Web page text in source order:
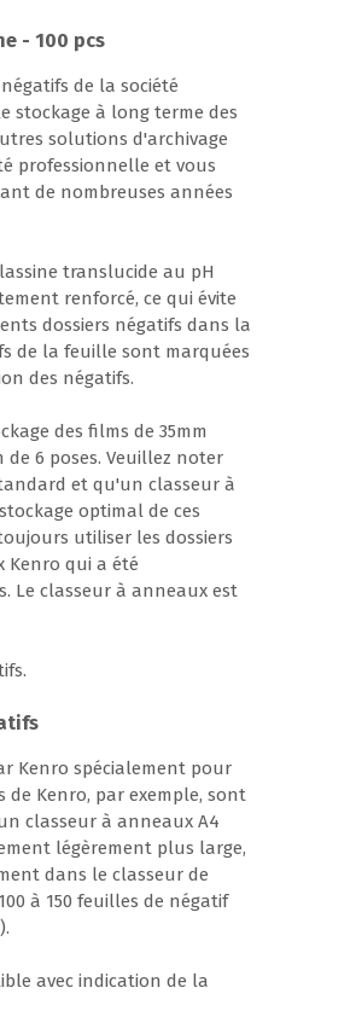
- 100 pcs
de la société
à long terme des
solutions d'archivage
professionnelle et vous
de nombreuses années
translucide au pH
renforcé, ce qui évite
dossiers négatifs dans la
de la feuille sont marquées
des négatifs.
des films de 35mm
6 poses. Veuillez noter
et qu'un classeur à
optimal de ces
utiliser les dossiers
Kenro qui a été
Le classeur à anneaux est
Kenro spécialement pour
de Kenro, par exemple, sont
classeur à anneaux A4
légèrement plus large,
dans le classeur de
à 150 feuilles de négatif
avec indication de la